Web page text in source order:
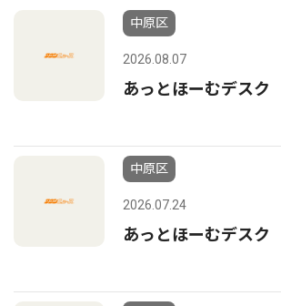
中原区
2026.08.07
あっとほーむデスク
中原区
2026.07.24
あっとほーむデスク